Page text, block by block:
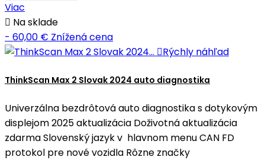
Viac
 Na sklade
- 60,00 € Znížená cena
Rýchly náhľad
ThinkScan Max 2 Slovak 2024 auto diagnostika
Univerzálna bezdrôtová auto diagnostika s dotykovým
displejom 2025 aktualizácia Doživotná aktualizácia
zdarma Slovenský jazyk v hlavnom menu CAN FD
protokol pre nové vozidla Rôzne značky